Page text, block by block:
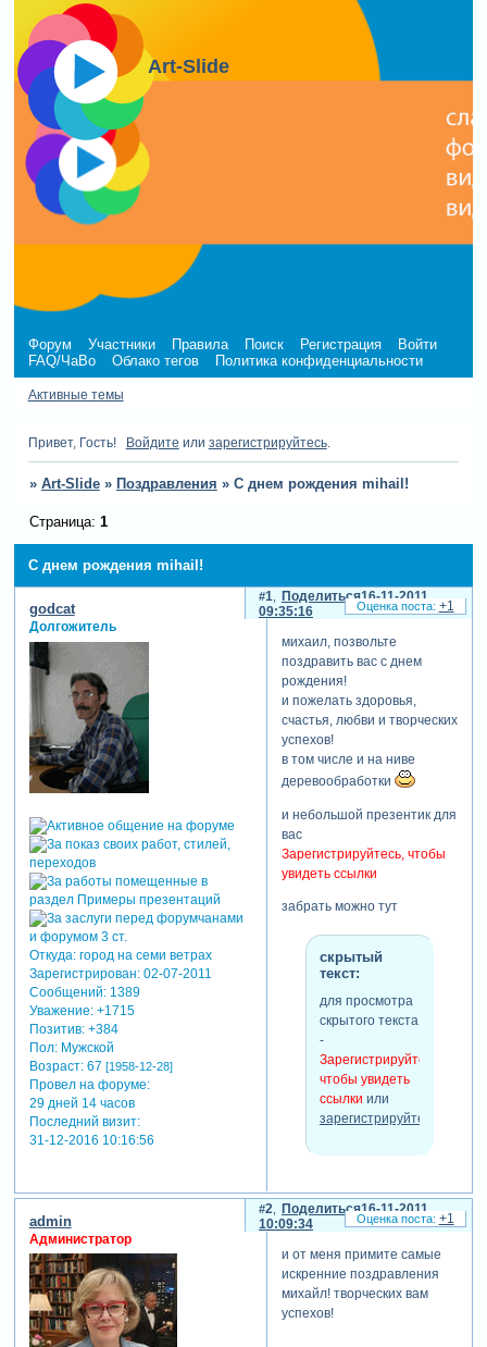
Art-Slide
Форум Участники Правила Поиск Регистрация
Войти
FAQ/ЧаВо
Облако тегов Политика конфиденциальности
Активные темы
Привет, Гость! Войдите или зарегистрируйтесь.
» Art-Slide » Поздравления » С днем рождения mihail!
С днем рождения mihail!
Страница: 1
Поделиться
1
16-11-2011
09:35:16
godcat
Долгожитель
Откуда:город на семи ветрах
Зарегистрирован: 02-07-2011
Сообщений:1389
Уважение: +1715
Позитив: +384
Пол:Мужской
Возраст:67 [1958-12-28]
Провел на форуме:
29 дней 14 часов
Последний визит:
31-12-2016 10:16:56
михаил, позвольте
поздравить вас с днем
рождения!
и пожелать здоровья,
счастья, любви и творческих
успехов!
в том числе и на ниве
деревообработки
и небольшой презентик для
вас
Зарегистрируйтесь, чтобы
увидеть ссылки
забрать можно тут
скрытый
текст:
для просмотра
скрытого текста
-
Зарегистрируйтесь,
чтобы увидеть
ссылки или
зарегистрируйтесь
отредактировано godcat
(16-11-2011 09:37:23)
+1
Поделиться
2
16-11-2011
10:09:34
admin
Администратор
и от меня примите самые
искренние поздравления
михайл! творческих вам
успехов!
+1